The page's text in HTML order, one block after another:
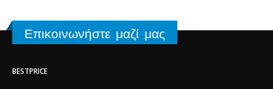
Επικοινωνήστε μαζί μας
BESTPRICE